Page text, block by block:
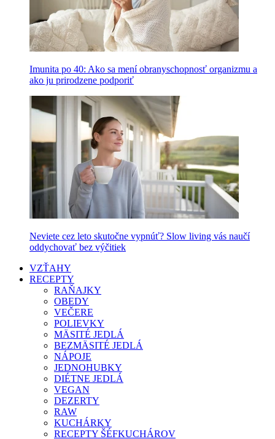
Imunita po 40: Ako sa mení obranyschopnosť organizmu a
ako ju prirodzene podporiť
Neviete cez leto skutočne vypnúť? Slow living vás naučí
oddychovať bez výčitiek
VZŤAHY
RECEPTY
RAŇAJKY
OBEDY
VEČERE
POLIEVKY
MÄSITÉ JEDLÁ
BEZMÄSITÉ JEDLÁ
NÁPOJE
JEDNOHUBKY
DIÉTNE JEDLÁ
VEGAN
DEZERTY
RAW
KUCHÁRKY
RECEPTY ŠÉFKUCHÁROV